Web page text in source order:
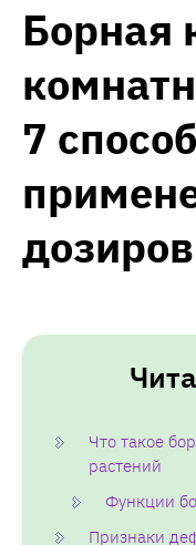
Борная
7
Что такое
растений
Функции
Признаки